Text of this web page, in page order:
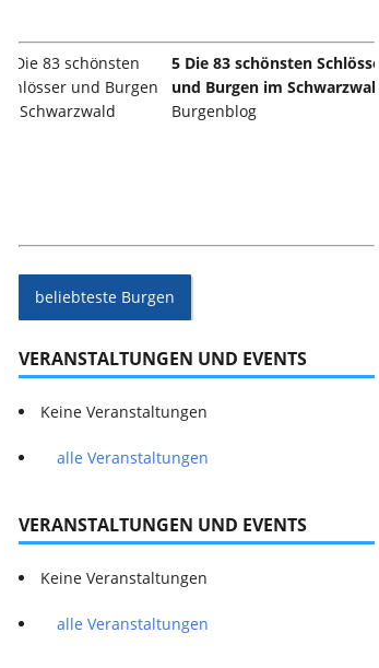
5 Die 83 schönsten Schlösser
und Burgen im Schwarzwald
Burgenblog
beliebteste Burgen
VERANSTALTUNGEN UND EVENTS
Keine Veranstaltungen
alle Veranstaltungen
VERANSTALTUNGEN UND EVENTS
Keine Veranstaltungen
alle Veranstaltungen